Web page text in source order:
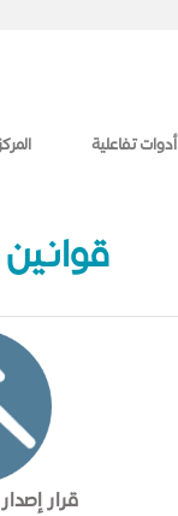
أدوات تفاعلية
قرار